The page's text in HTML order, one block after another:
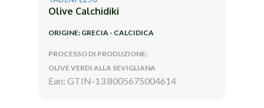
Olive Calchidiki
ORIGINE: GRECIA - CALCIDICA
PROCESSO DI PRODUZIONE:
OLIVE VERDI ALLA SEVIGLIANA
Ean: GTIN-13 8005675004614